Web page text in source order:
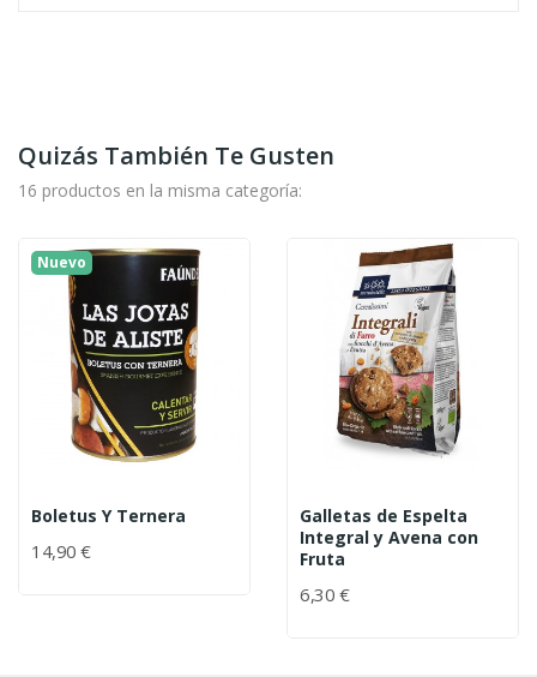
Quizás También Te Gusten
16 productos en la misma categoría:
Nuevo
Boletus Y Ternera
14,90 €
Galletas de Espelta
Integral y Avena con
Fruta
6,30 €